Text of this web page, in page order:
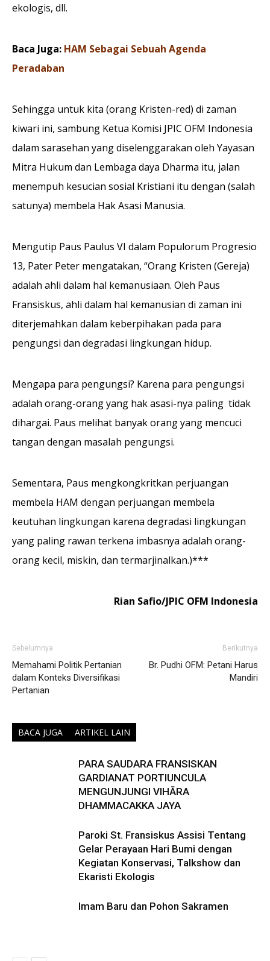
ekologis, dll.
Baca Juga: HAM Sebagai Sebuah Agenda
Peradaban
Sehingga untuk kita (orang Kristen-red) di zaman
kiwari ini, sambung Ketua Komisi JPIC OFM Indonesia
dalam sarasehan yang diselenggarakan oleh Yayasan
Mitra Hukum dan Lembaga daya Dharma itu, jalan
menempuh kesucian sosial Kristiani itu dengan (salah
satunya) membela Hak Asasi Manusia.
Mengutip Paus Paulus VI dalam Populorum Progresio
13, Pater Peter mengatakan, “Orang Kristen (Gereja)
adalah ahli dalam hal kemanusiaan. Oleh Paus
Fransiskus, ahli dalam hal kemanusian di zaman ini
diterjemahkan dalam keberpihakan pada para
pengungsi dan degradasi lingkungan hidup.
Mengapa para pengungsi? Karena para pengungsi
adalah orang-orang yang hak asasi-nya paling tidak
dihargai. Paus melihat banyak orang yang mencuci
tangan dengan masalah pengungsi.
Sementara, Paus mengkongkritkan perjuangan
membela HAM dengan perjuangan membela
keutuhan lingkungan karena degradasi lingkungan
yang paling rawan terkena imbasnya adalah orang-
orang kecil, miskin, dan termarjinalkan.)***
Rian Safio/JPIC OFM Indonesia
Sebelumnya
Memahami Politik Pertanian
dalam Konteks Diversifikasi
Pertanian
Berikutnya
Br. Pudhi OFM: Petani Harus
Mandiri
BACA JUGA ARTIKEL LAIN
PARA SAUDARA FRANSISKAN
GARDIANAT PORTIUNCULA
MENGUNJUNGI VIHĀRA
DHAMMACAKKA JAYA
Paroki St. Fransiskus Assisi Tentang
Gelar Perayaan Hari Bumi dengan
Kegiatan Konservasi, Talkshow dan
Ekaristi Ekologis
Imam Baru dan Pohon Sakramen